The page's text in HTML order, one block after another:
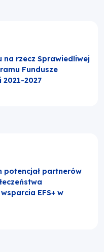
na rzecz Sprawiedliwej
Fundusze
2027
potencjał partnerów
EFS+ w